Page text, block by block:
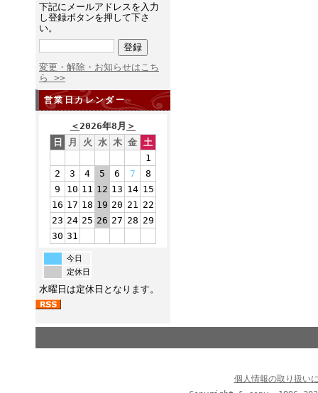
下記にメールアドレスを入力
し登録ボタンを押して下さ
い。
変更・解除・お知らせはこち
ら >>
営業日カレンダー
＜2026年8月 ＞
日
月 火 水 木 金 土
1
2
3 4 5 6 7
8
9
10 11 12 13 14 15
16 17 18 19 20 21 22
23 24 25 26 27 28 29
30 31
今日
定休日
水曜日は定休日となります。
個人情報の取り扱い